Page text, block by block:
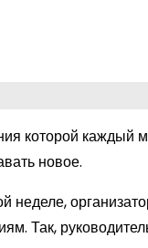
которой
новое.
неделе,
Так,